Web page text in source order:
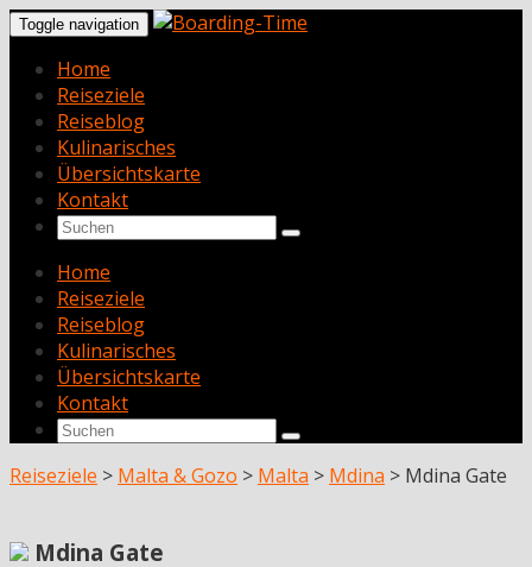
Toggle navigation
Home
Reiseziele
Reiseblog
Kulinarisches
Übersichtskarte
Kontakt
Home
Reiseziele
Reiseblog
Kulinarisches
Übersichtskarte
Kontakt
Reiseziele > Malta & Gozo > Malta > Mdina > Mdina Gate
Mdina Gate